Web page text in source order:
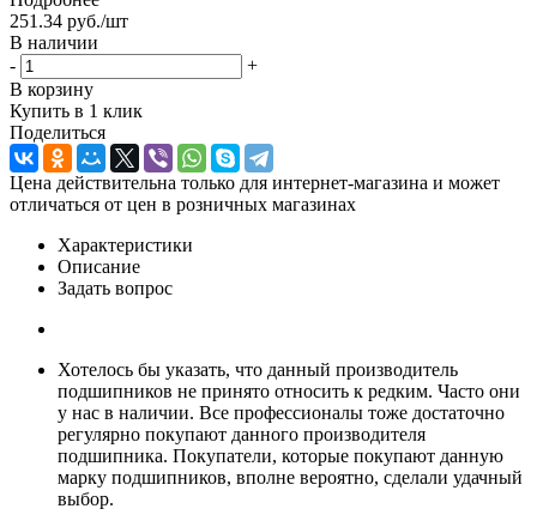
251.34 руб./шт
В наличии
-
+
В корзину
Купить в 1 клик
Поделиться
Цена действительна только для интернет-магазина и может
отличаться от цен в розничных магазинах
Характеристики
Описание
Задать вопрос
Хотелось бы указать, что данный производитель
подшипников не принято относить к редким. Часто они
у нас в наличии. Все профессионалы тоже достаточно
регулярно покупают данного производителя
подшипника. Покупатели, которые покупают данную
марку подшипников, вполне вероятно, сделали удачный
выбор.